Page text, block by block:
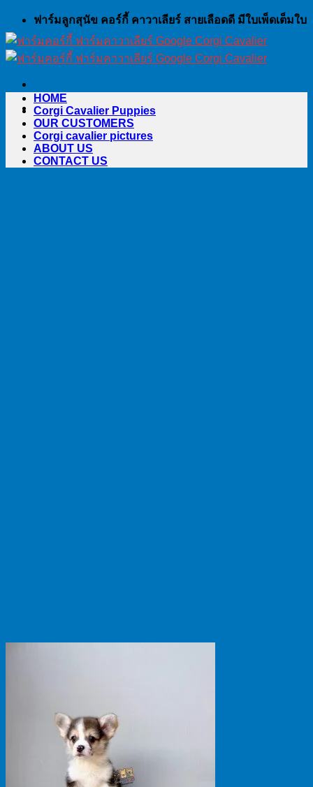
Skip
content
ฟาร์มลูกสุนัข คอร์กี้ คาวาเลียร์ สายเลือดดี มีใบเพ็ดเต็มใบ
HOME
Corgi Cavalier Puppies
OUR CUSTOMERS
Corgi cavalier pictures
ABOUT US
CONTACT US